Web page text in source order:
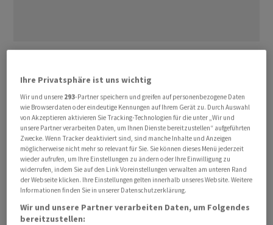
fünf Lose Andalusien-Mittelmeer, die Balearen, die
Kanarischen Inseln, Katalonien und Madrid für 12 Jahre
verliehen, hiess es weiter. Dabei gehe es um 21
Flughäfen mit 120 Läden auf einer Fläche von
gesamthaft 60'000 Quadratmetern.
Der zugewiesene Platz sei damit um rund 30 Prozent
grösser als in der bisherigen Konstellation, erklärte
Dufry. Die neuen Verträge würden sich positiv auf die
Rentabilität und den Cashflow des Konzerns auswirken.
Ihre Privatsphäre ist uns wichtig
Wir und unsere 293-Partner speichern und greifen auf personenbezogene Daten
wie Browserdaten oder eindeutige Kennungen auf Ihrem Gerät zu. Durch Auswahl
von Akzeptieren aktivieren Sie Tracking-Technologien für die unter „Wir und
unsere Partner verarbeiten Daten, um Ihnen Dienste bereitzustellen“ aufgeführten
Zwecke. Wenn Tracker deaktiviert sind, sind manche Inhalte und Anzeigen
möglicherweise nicht mehr so relevant für Sie. Sie können dieses Menü jederzeit
wieder aufrufen, um Ihre Einstellungen zu ändern oder Ihre Einwilligung zu
widerrufen, indem Sie auf den Link Voreinstellungen verwalten am unteren Rand
der Webseite klicken. Ihre Einstellungen gelten innerhalb unseres Website. Weitere
Informationen finden Sie in unserer Datenschutzerklärung.
Wir und unsere Partner verarbeiten Daten, um Folgendes
bereitzustellen: